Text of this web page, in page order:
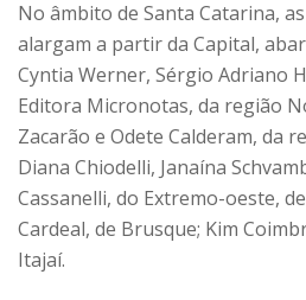
No âmbito de Santa Catarina,
alargam a partir da Capital,
Cyntia Werner, Sérgio Adriano
Editora Micronotas, da região
Zacarão e Odete Calderam, da
Diana Chiodelli, Janaína
Cassanelli, do Extremo-oeste,
Cardeal, de Brusque; Kim
Itajaí.